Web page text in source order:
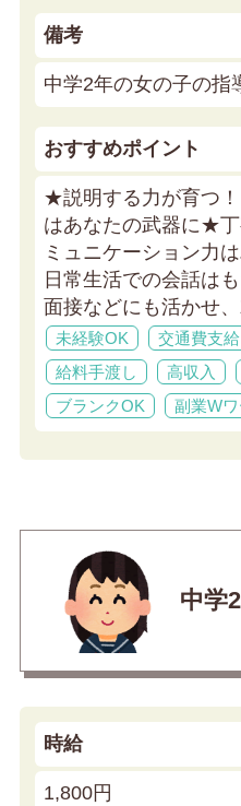
備考
中学2年の女の子の
おすすめポイント
★説明する力が育つ
はあなたの武器に★
ミュニケーション力
日常生活での会話は
面接などにも活かせ
未経験OK 交通費支給
給料手渡し
高収入
ブランクOK
副業Wワ
中学
時給
1,800円